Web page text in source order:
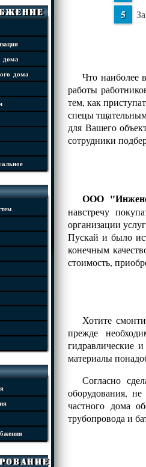
дома
дома
Что наиболее
работы
тем, как
спецы
для Вашего
сотрудники
ООО
навстречу
организации
Пускай и было
конечным
стоимость,
Хотите
прежде
гидравлические
материалы
Согласно
оборудования,
частного дома
трубопровода и